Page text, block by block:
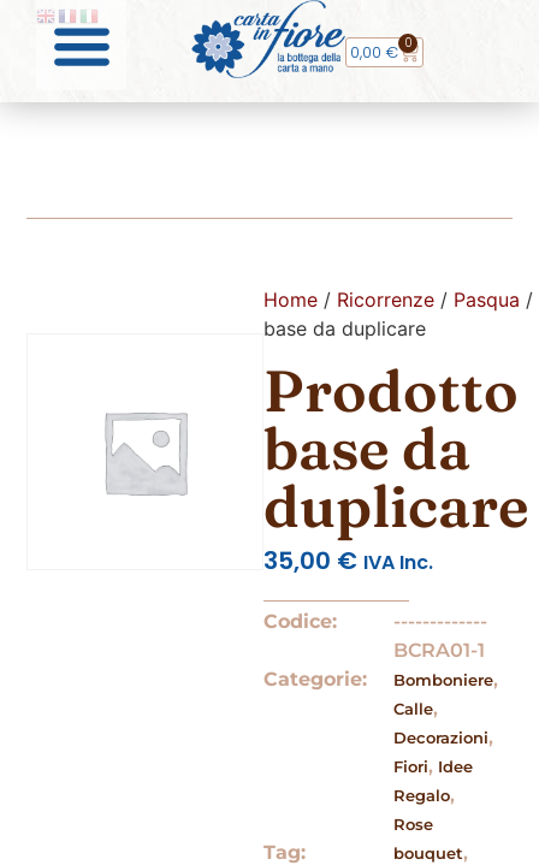
0,00 € 0
Home/ Ricorrenze/ Pasqua /
base da duplicare
Prodotto
base da
duplicare
35,00 € IVA Inc.
Codice:
-------------
BCRA01-1
Categorie:
Bomboniere,
Calle,
Decorazioni,
Fiori, Idee
Regalo,
Rose
Tag: bouquet,